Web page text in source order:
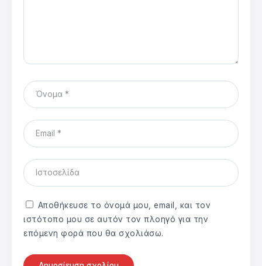
Αποθήκευσε το όνομά μου, email, και τον
ιστότοπο μου σε αυτόν τον πλοηγό για την
επόμενη φορά που θα σχολιάσω.